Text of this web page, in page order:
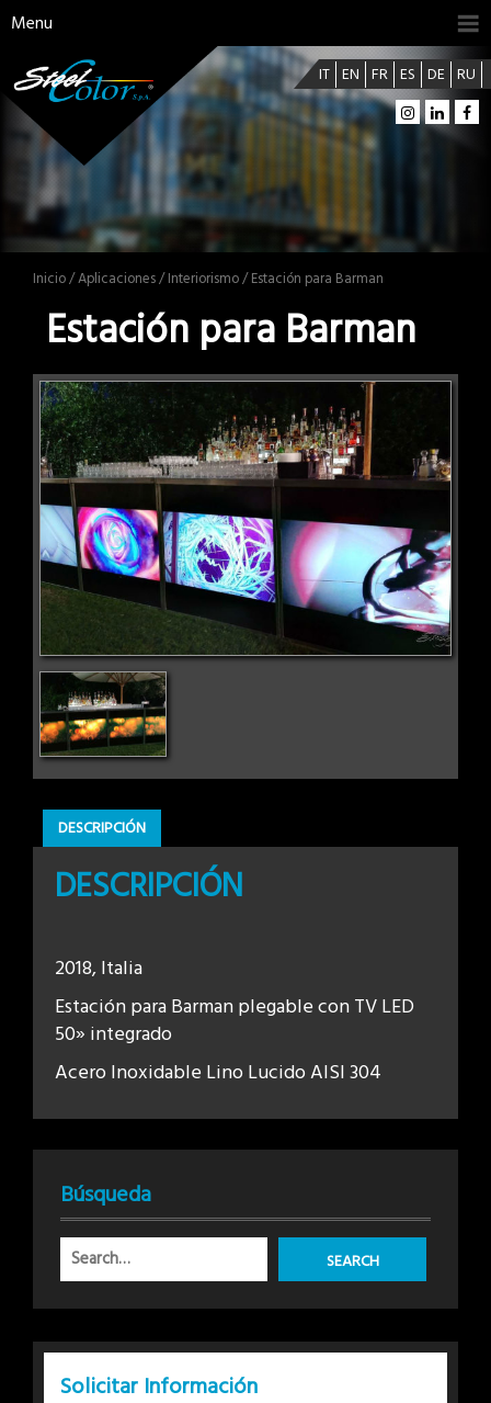
Menu
IT EN FR ES DE RU
Inicio/Aplicaciones/Interiorismo/ Estación para Barman
Estación para Barman
DESCRIPCIÓN
DESCRIPCIÓN
2018, Italia
Estación para Barman plegable con TV LED
50» integrado
Acero Inoxidable Lino Lucido AISI 304
Búsqueda
Solicitar Información